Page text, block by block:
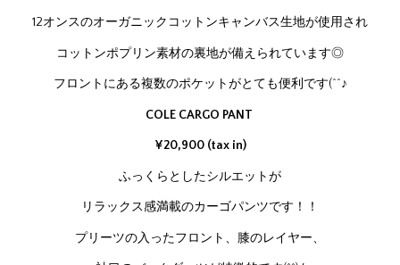
12オンスのオーガニックコットンキャンバス生地が使用され
コットンポプリン素材の裏地が備えられています◎
フロントにある複数のポケットがとても便利です(^^♪
COLE CARGO PANT
¥20,900 (tax in)
ふっくらとしたシルエットが
リラックス感満載のカーゴパンツです！！
プリーツの入ったフロント、膝のレイヤー、